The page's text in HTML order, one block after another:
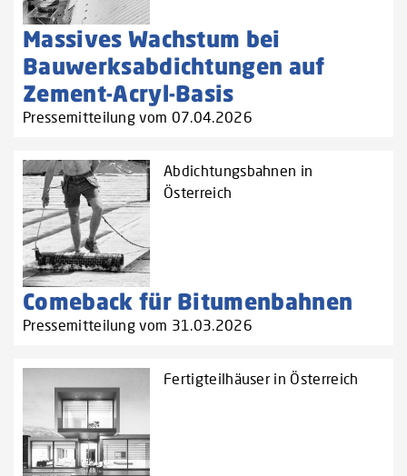
Massives Wachstum bei
Bauwerksabdichtungen auf
Zement-Acryl-Basis
Pressemitteilung vom 07.04.2026
Abdichtungsbahnen in
Österreich
Comeback für Bitumenbahnen
Pressemitteilung vom 31.03.2026
Fertigteilhäuser in Österreich